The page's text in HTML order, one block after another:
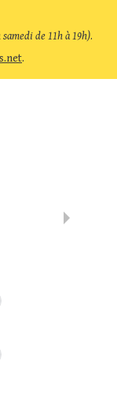
de 11h à 19h).
.